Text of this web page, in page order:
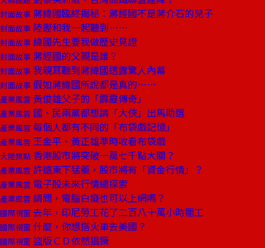
封面故事 蔣緯國臨終揭秘：蔣經國不是蔣介石的兒子
封面故事 陸鏗和我一起聽到……
封面故事 緯國先生要我做歷史見證
封面故事 蔣經國的父親是誰？
封面故事 我親耳聽到蔣緯國透露驚人內幕
封面故事 假如蔣緯國所說都是真的……
產業風雲 黃俊雄父子的「霹靂傳奇」
產業風雲 國、民兩黨都想請「大俠」出馬助選
產業風雲 每個人都有不同的「布袋戲記憶」
產業風雲 王金平、黃正雄準時收看布袋戲
大陸焦點 香港股市將突破一萬七千點大關？
產業風雲 許遠東下猛藥，股市將有「資金行情」？
產業風雲 電子股未來行情總探索
產業風雲 請問，電腦白癡也可以上網嗎？
國際視窗 去年，印尼勞工花了二百八十萬小時罷工
國際視窗 什麼，你想搭火車去美國？
國際視窗 盜版ＣＤ依然猖獗